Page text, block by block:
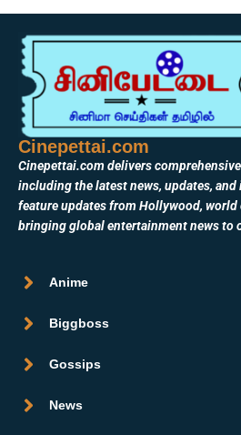
Cinepettai.com
Cinepettai.com delivers
including the latest news, updates,
feature updates from Hollywood, world
bringing global entertainment news to
Anime
Biggboss
Gossips
News